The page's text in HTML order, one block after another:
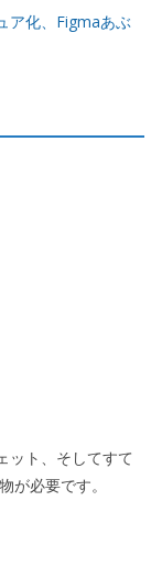
ア化、Figmaあぶ
ット、そしてすて
が必要です。